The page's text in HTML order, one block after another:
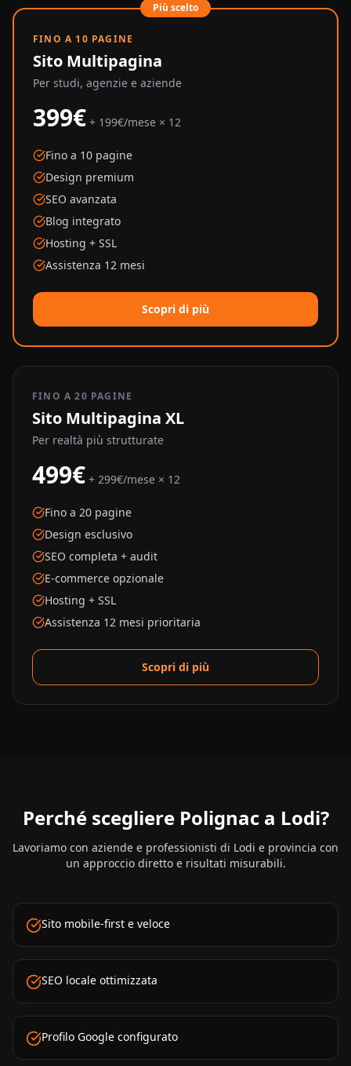
Più scelto
FINO A 10 PAGINE
Sito Multipagina
Per studi, agenzie e aziende
399€ + 199€/mese × 12
Fino a 10 pagine
Design premium
SEO avanzata
Blog integrato
Hosting + SSL
Assistenza 12 mesi
Scopri di più
FINO A 20 PAGINE
Sito Multipagina XL
Per realtà più strutturate
499€ + 299€/mese × 12
Fino a 20 pagine
Design esclusivo
SEO completa + audit
E-commerce opzionale
Hosting + SSL
Assistenza 12 mesi prioritaria
Scopri di più
Perché scegliere Polignac a Lodi?
Lavoriamo con aziende e professionisti di Lodi e provincia con
un approccio diretto e risultati misurabili.
Sito mobile-first e veloce
SEO locale ottimizzata
Profilo Google configurato